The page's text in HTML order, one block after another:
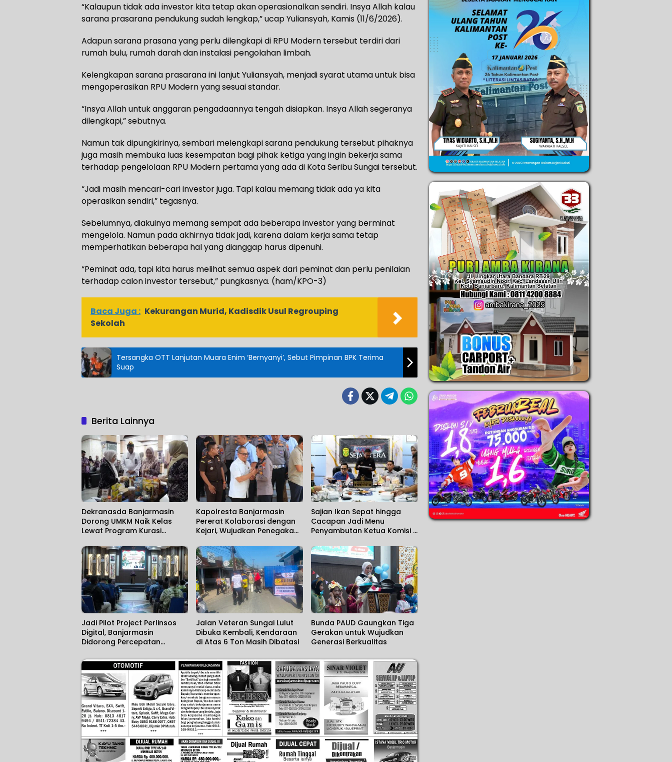
“Kalaupun tidak ada investor kita tetap akan operasionalkan sendiri. Insya Allah kalau
sarana prasarana pendukung sudah lengkap,” ucap Yuliansyah, Kamis (11/6/2026).
Adapun sarana prasana yang perlu dilengkapi di RPU Modern tersebut terdiri dari
rumah bulu, rumah darah dan instalasi pengolahan limbah.
Kelengkapan sarana prasarana ini lanjut Yuliansyah, menjadi syarat utama untuk bisa
mengoperasikan RPU Modern yang sesuai standar.
“Insya Allah untuk anggaran pengadaannya tengah disiapkan. Insya Allah segeranya
dilengkapi,” sebutnya.
Namun tak dipungkirinya, sembari melengkapi sarana pendukung tersebut pihaknya
juga masih membuka luas kesempatan bagi pihak ketiga yang ingin bekerja sama
terhadap pengelolaan RPU Modern pertama yang ada di Kota Seribu Sungai tersebut.
“Jadi masih mencari-cari investor juga. Tapi kalau memang tidak ada ya kita
operasikan sendiri,” tegasnya.
Sebelumnya, diakuinya memang sempat ada beberapa investor yang berminat
mengelola. Namun pada akhirnya tidak jadi, karena dalam kerja sama tetap
memperhatikan beberapa hal yang dianggap harus dipenuhi.
“Peminat ada, tapi kita harus melihat semua aspek dari peminat dan perlu penilaian
terhadap calon investor tersebut,” pungkasnya. (ham/KPO-3)
Baca Juga : Kekurangan Murid, Kadisdik Usul Regrouping
Sekolah
Tersangka OTT Lanjutan Muara Enim ‘Bernyanyi’, Sebut Pimpinan BPK Terima
Suap
Berita Lainnya
Dekranasda Banjarmasin
Dorong UMKM Naik Kelas
Lewat Program Kurasi
Kapolresta Banjarmasin
Pererat Kolaborasi dengan
Kejari, Wujudkan Penegakan
Sajian Ikan Sepat hingga
Cacapan Jadi Menu
Penyambutan Ketua Komisi II
Jadi Pilot Project Perlinsos
Digital, Banjarmasin
Didorong Percepatan
Bola
Jalan Veteran Sungai Lulut
Dibuka Kembali, Kendaraan
di Atas 6 Ton Masih Dibatasi
Bunda PAUD Gaungkan Tiga
Gerakan untuk Wujudkan
Generasi Berkualitas